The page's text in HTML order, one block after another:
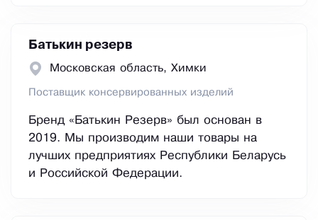
Батькин резерв
Московская область, Химки
Поставщик консервированных изделий
Бренд «Батькин Резерв» был основан в
2019. Мы производим наши товары на
лучших предприятиях Республики Беларусь
и Российской Федерации.